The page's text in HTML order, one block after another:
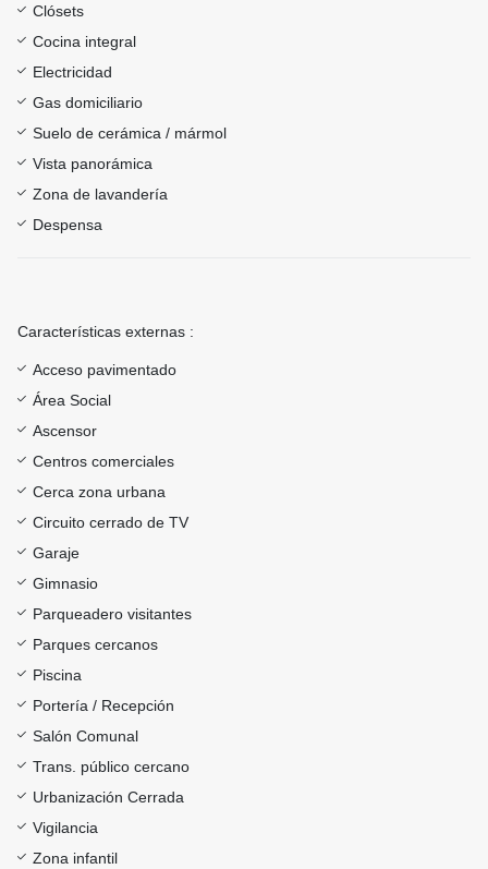
Clósets
Cocina integral
Electricidad
Gas domiciliario
Suelo de cerámica / mármol
Vista panorámica
Zona de lavandería
Despensa
Características externas :
Acceso pavimentado
Área Social
Ascensor
Centros comerciales
Cerca zona urbana
Circuito cerrado de TV
Garaje
Gimnasio
Parqueadero visitantes
Parques cercanos
Piscina
Portería / Recepción
Salón Comunal
Trans. público cercano
Urbanización Cerrada
Vigilancia
Zona infantil